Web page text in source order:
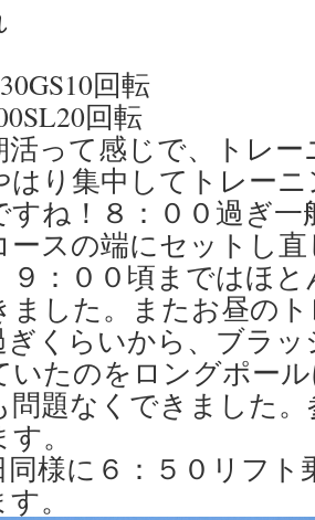
回転
回転
活って感じで、トレ
はり集中してトレー
すね！８：００過ぎ
ースの端にセットし
９：００頃まではほ
ました。またお昼の
ぎくらいから、ブラ
いたのをロングポー
問題なくできました
。
様に６：５０リフト
。